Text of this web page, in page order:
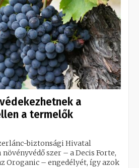
a
a termelők
biztonsági Hivatal
szer – a Decis Forte,
Oroganic – engedélyét, így azok